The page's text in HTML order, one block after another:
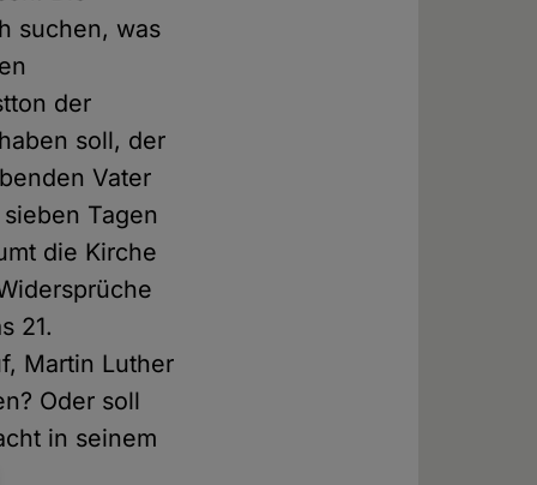
suchen, was
der
soll, der
Vater
Tagen
die Kirche
21.
Martin Luther
Oder soll
in seinem